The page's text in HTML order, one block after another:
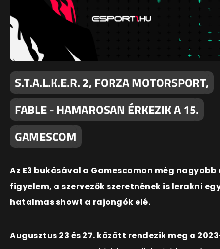
S.T.A.L.K.E.R. 2, FORZA MOTORSPORT,
FABLE - HAMAROSAN ÉRKEZIK A 15.
GAMESCOM
Az E3 bukásával a Gamescomon még nagyobb
figyelem, a szervezők szeretnének is lerakni
hatalmas showt a rajongók elé.
Augusztus 23 és 27. között rendezik meg a